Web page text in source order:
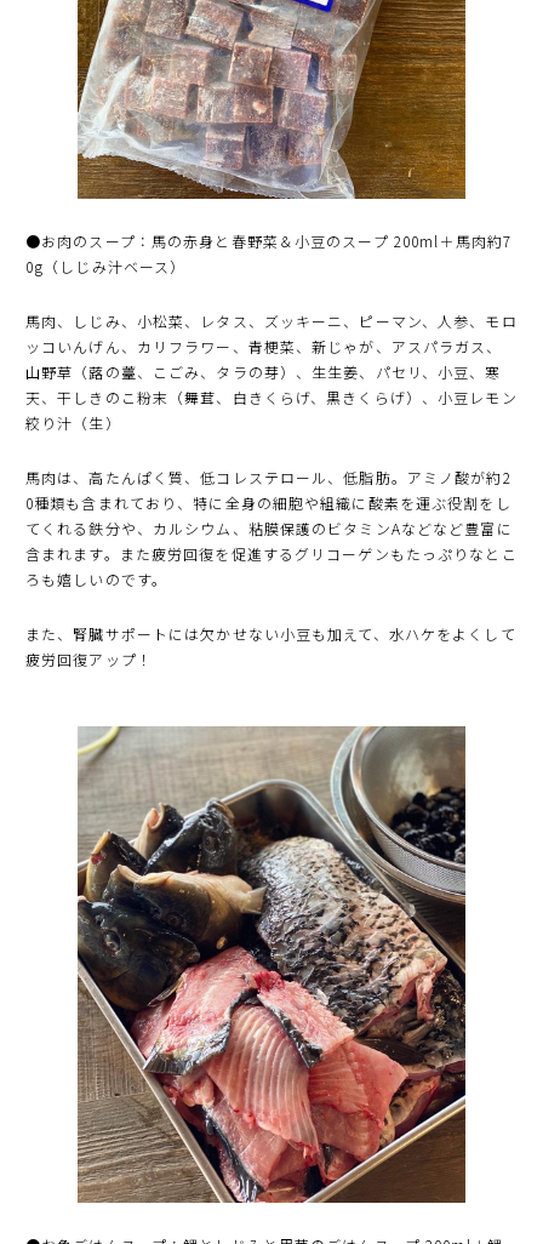
●お肉のスープ：馬の赤身と春野菜＆小豆のスープ 200ml＋馬肉約7
0g（しじみ汁ベース）
馬肉、しじみ、小松菜、レタス、ズッキーニ、ピーマン、人参、モロ
ッコいんげん、カリフラワー、青梗菜、新じゃが、アスパラガス、
山野草（蕗の薹、こごみ、タラの芽）、生生姜、パセリ、小豆、寒
天、干しきのこ粉末（舞茸、白きくらげ、黒きくらげ）、小豆レモン
絞り汁（生）
馬肉は、高たんぱく質、低コレステロール、低脂肪。アミノ酸が約2
0種類も含まれており、特に全身の細胞や組織に酸素を運ぶ役割をし
てくれる鉄分や、カルシウム、粘膜保護のビタミンAなどなど豊富に
含まれます。また疲労回復を促進するグリコーゲンもたっぷりなとこ
ろも嬉しいのです。
また、腎臓サポートには欠かせない小豆も加えて、水ハケをよくして
疲労回復アップ！